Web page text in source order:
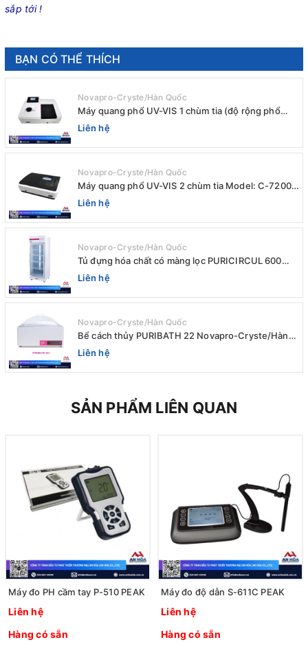
sắp tới !
BẠN CÓ THỂ THÍCH
Novapro-Cryste/Hàn Quốc
Máy quang phổ UV-VIS 1 chùm tia (độ rộng phổ
4nm) E-1000UV / Peak
Liên hệ
Novapro-Cryste/Hàn Quốc
Máy quang phổ UV-VIS 2 chùm tia Model: C-7200 /
Peak
Liên hệ
Novapro-Cryste/Hàn Quốc
Tủ đựng hóa chất có màng lọc PURICIRCUL 600
AIRTIGHT Novapro-Cryste/Hàn Quốc
Liên hệ
Novapro-Cryste/Hàn Quốc
Bể cách thủy PURIBATH 22 Novapro-Cryste/Hàn
Quốc
Liên hệ
SẢN PHẨM LIÊN QUAN
Máy đo PH cầm tay P-510 PEAK
Liên hệ
Hàng có sẵn
Máy đo độ dẫn S-611C PEAK
Liên hệ
Hàng có sẵn